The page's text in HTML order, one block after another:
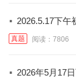
· 2026.5.17下午
真题 阅读：7806
· 2026年5月17